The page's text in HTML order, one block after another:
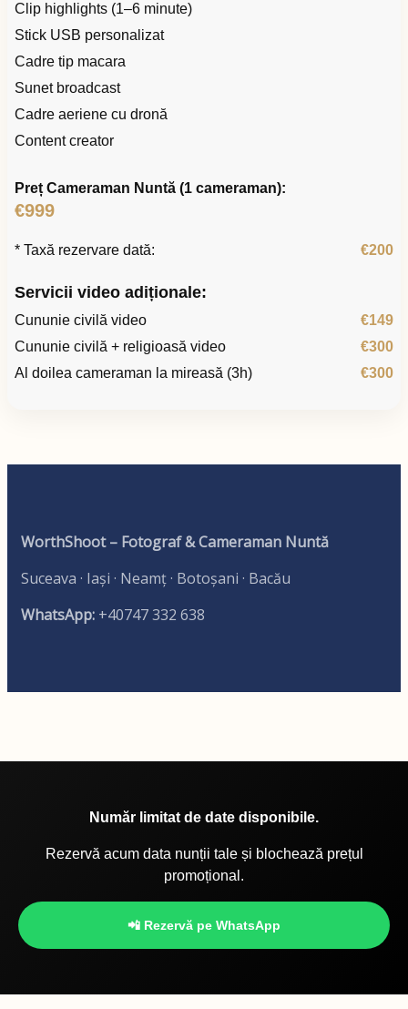
Clip highlights (1–6 minute)
Stick USB personalizat
Cadre tip macara
Sunet broadcast
Cadre aeriene cu dronă
Content creator
Preț Cameraman Nuntă (1 cameraman):
€999
* Taxă rezervare dată: €200
Servicii video adiționale:
Cununie civilă video
€149
Cununie civilă + religioasă video
€300
Al doilea cameraman la mireasă (3h)
€300
WorthShoot – Fotograf & Cameraman Nuntă
Suceava · Iași · Neamț · Botoșani · Bacău
WhatsApp: +40747 332 638
Număr limitat de date disponibile.
Rezervă acum data nunții tale și blochează prețul
promoțional.
📲 Rezervă pe WhatsApp